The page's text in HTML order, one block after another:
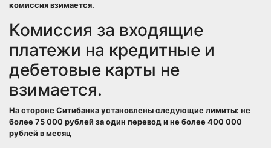
комиссия взимается.
Комиссия за входящие
платежи на кредитные и
дебетовые карты не
взимается.
На стороне Ситибанка установлены следующие лимиты: не
более 75 000 рублей за один перевод и не более 400 000
рублей в месяц